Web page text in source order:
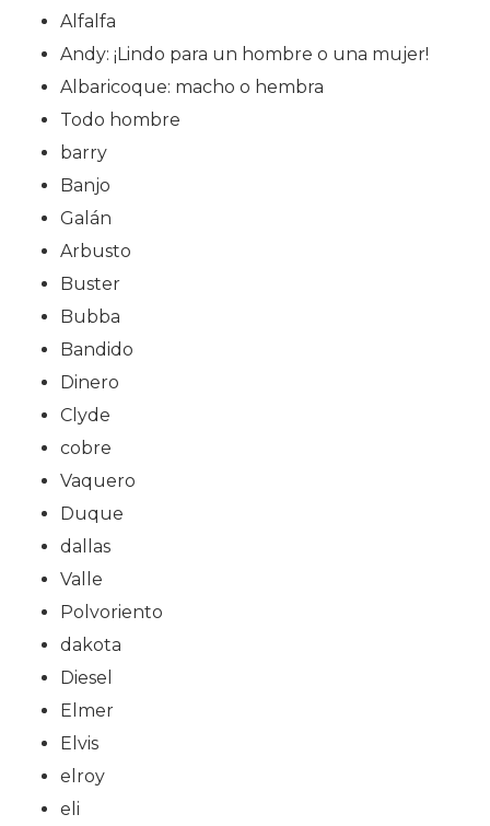
Alfalfa
Andy: ¡Lindo para un hombre o una mujer!
Albaricoque: macho o hembra
Todo hombre
barry
Banjo
Galán
Arbusto
Buster
Bubba
Bandido
Dinero
Clyde
cobre
Vaquero
Duque
dallas
Valle
Polvoriento
dakota
Diesel
Elmer
Elvis
elroy
eli